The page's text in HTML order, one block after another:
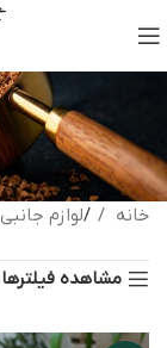
خانه لوازم جانبی
مشاهده فیلترها